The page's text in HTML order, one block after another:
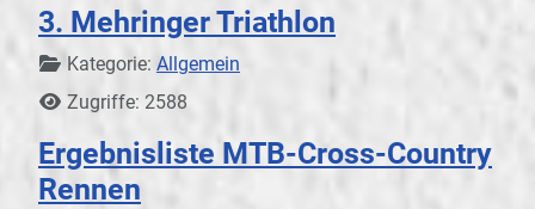
3. Mehringer Triathlon
DetailsKategorie: Allgemein
Zugriffe: 2588
Ergebnisliste MTB-Cross-Country
Rennen